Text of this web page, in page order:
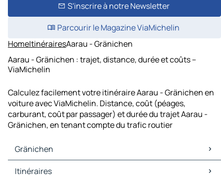
S'inscrire à notre Newsletter
Parcourir le Magazine ViaMichelin
HomeItinérairesAarau - Gränichen
Aarau - Gränichen : trajet, distance, durée et coûts –
ViaMichelin
Calculez facilement votre itinéraire Aarau - Gränichen en
voiture avec ViaMichelin. Distance, coût (péages,
carburant, coût par passager) et durée du trajet Aarau -
Gränichen, en tenant compte du trafic routier
Gränichen
Gränichen Cartes et plans
Itinéraires